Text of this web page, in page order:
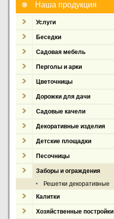
Наша продукция
Услуги
Беседки
Садовая мебель
Перголы и арки
Цветочницы
Дорожки для дачи
Садовые качели
Декоративные изделия
Детские площадки
Песочницы
Заборы и ограждения
Решетки декоративные
Калитки
Хозяйственные постройки